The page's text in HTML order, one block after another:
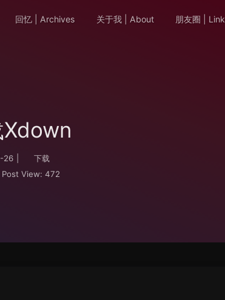
回忆 | Archives 关于我 | About 朋友圈 | Link
26
下载
Post View: 472